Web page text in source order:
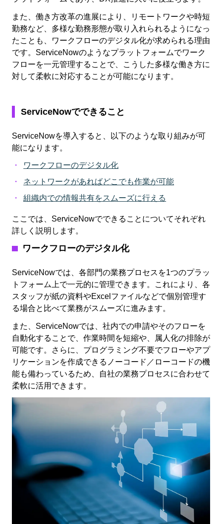
また、働き方改革の進展により、リモートワークや時短
勤務など、多様な勤務形態が取り入れられるようになっ
たことも、ワークフローのデジタル化が求められる理由
です。ServiceNowのようなプラットフォームでワーク
フローを一元管理することで、こうした多様な働き方に
対して柔軟に対応することが可能になります。
ServiceNowでできること
ServiceNowを導入すると、以下のような取り組みが可
能になります。
ワークフローのデジタル化
ネットワークがあればどこでも作業が可能
組織内での情報共有をスムーズに行える
ここでは、ServiceNowでできることについてそれぞれ
詳しく説明します。
ワークフローのデジタル化
ServiceNowでは、各部門の業務プロセスを1つのプラッ
トフォーム上で一元的に管理できます。これにより、各
スタッフが紙の資料やExcelファイルなどで個別管理す
る場合と比べて業務がスムーズに進みます。
また、ServiceNowでは、社内での申請やそのフローを
自動化することで、作業時間を短縮や、属人化の排除が
可能です。さらに、プログラミング不要でフローやアプ
リケーションを作成できるノーコード／ローコードの機
能も備わっているため、自社の業務プロセスに合わせて
柔軟に活用できます。